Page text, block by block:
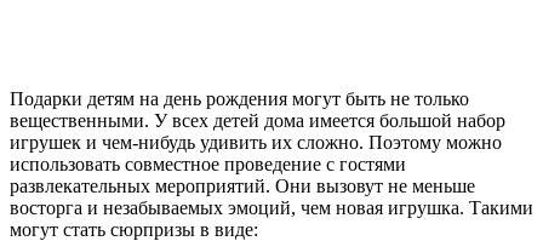
Подарки детям на день рождения могут быть не только
вещественными. У всех детей дома имеется большой набор
игрушек и чем-нибудь удивить их сложно. Поэтому можно
использовать совместное проведение с гостями
развлекательных мероприятий. Они вызовут не меньше
восторга и незабываемых эмоций, чем новая игрушка. Такими
могут стать сюрпризы в виде: